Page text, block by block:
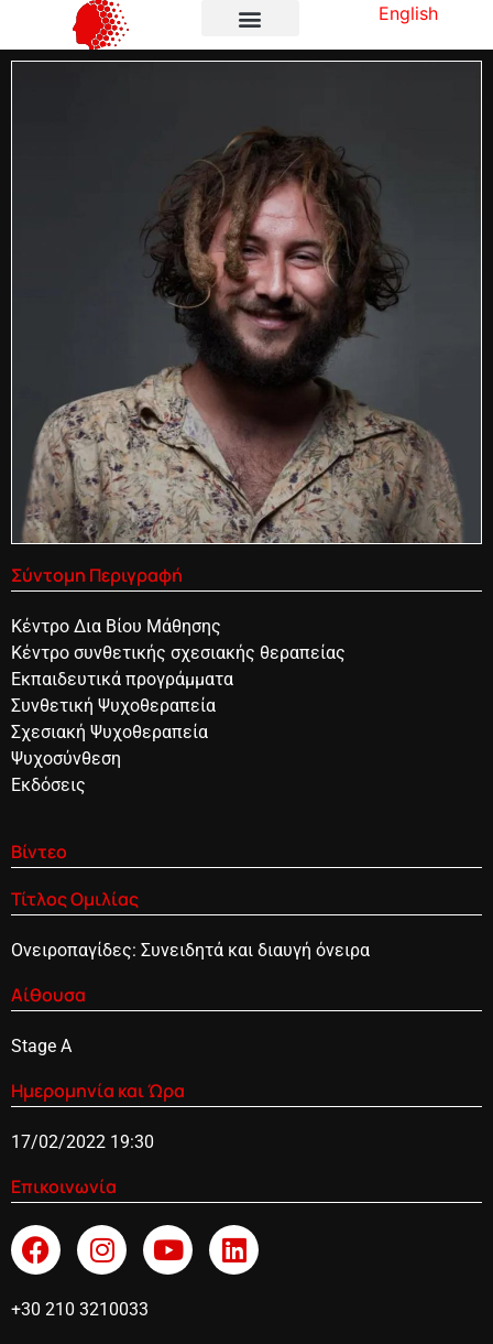
English
Σύντομη Περιγραφή
Κέντρο Δια Βίου Μάθησης
Kέντρο συνθετικής σχεσιακής θεραπείας
Εκπαιδευτικά προγράμματα
Συνθετική Ψυχοθεραπεία
Σχεσιακή Ψυχοθεραπεία
Ψυχοσύνθεση
Εκδόσεις
Βίντεο
Τίτλος Ομιλίας
Ονειροπαγίδες: Συνειδητά και διαυγή όνειρα
Αίθουσα
Stage A
Ημερομηνία και Ώρα
17/02/2022 19:30
Επικοινωνία
+30 210 3210033